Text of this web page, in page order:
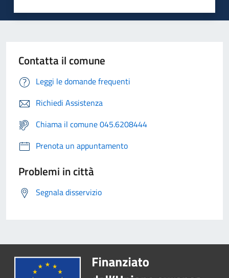
Contatta il comune
Leggi le domande frequenti
Richiedi Assistenza
Chiama il comune 045.6208444
Prenota un appuntamento
Problemi in città
Segnala disservizio